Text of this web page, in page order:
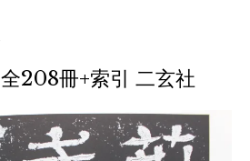
208冊+索引 二玄社